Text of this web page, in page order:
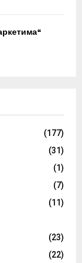
(177)
(31)
(1)
(7)
(11)
(23)
(22)